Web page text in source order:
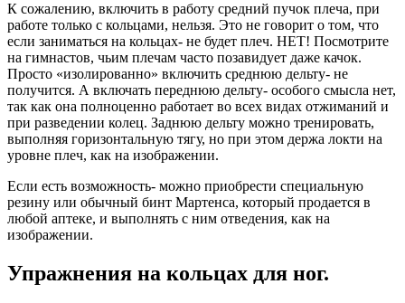
К сожалению, включить в работу средний пучок плеча, при
работе только с кольцами, нельзя. Это не говорит о том, что
если заниматься на кольцах- не будет плеч. НЕТ! Посмотрите
на гимнастов, чьим плечам часто позавидует даже качок.
Просто «изолированно» включить среднюю дельту- не
получится. А включать переднюю дельту- особого смысла нет,
так как она полноценно работает во всех видах отжиманий и
при разведении колец. Заднюю дельту можно тренировать,
выполняя горизонтальную тягу, но при этом держа локти на
уровне плеч, как на изображении.
Если есть возможность- можно приобрести специальную
резину или обычный бинт Мартенса, который продается в
любой аптеке, и выполнять с ним отведения, как на
изображении.
Упражнения на кольцах для ног.